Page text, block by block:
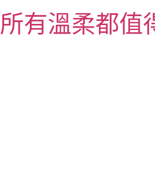
至
主所有溫柔都值